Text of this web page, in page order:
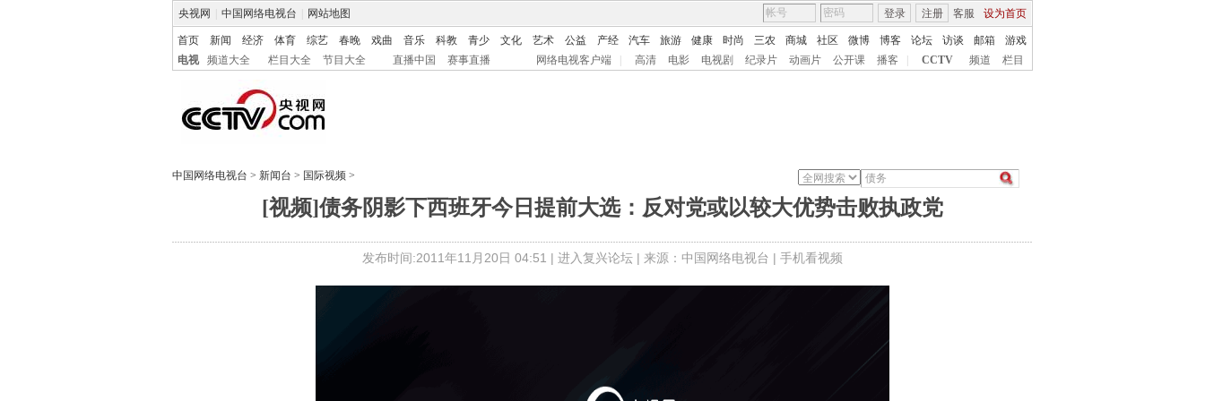
央视网 中国网络电视台 网站地图 客服 设为首页
登录 注册
首页 新闻 经济 体育 综艺 春晚 戏曲 音乐 科教 青少 文化 艺术 公益 产经 汽车 旅游 健康 时尚 三农 商城 社区 微博 博客 论坛 访谈 邮箱
游戏
电视
频道大全 栏目大全 节目大全 直播中国 赛事直播 网络电视客户端 高清 电影 电视剧 纪录片 动画片 公开课 播客 CCTV 频道 栏目
中国网络电视台 > 新闻台 > 国际视频 >
[视频]债务阴影下西班牙今日提前大选：反对党或以较大优势击败执政党
发布时间:2011年11月20日 04:51 | 进入复兴论坛 | 来源：中国网络电视台 | 手机看视频